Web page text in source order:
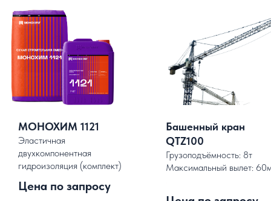
МОНОХИМ 1121
Эластичная
двухкомпонентная
гидроизоляция (комплект)
Цена по запросу
Башенный кран
QTZ100
Грузоподъёмность: 8т
Максимальный вылет: